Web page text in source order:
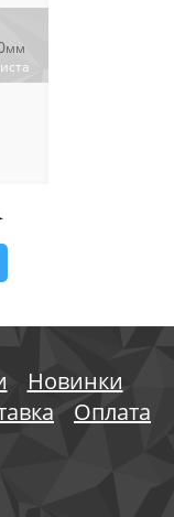
мм
Новинки
Оплата